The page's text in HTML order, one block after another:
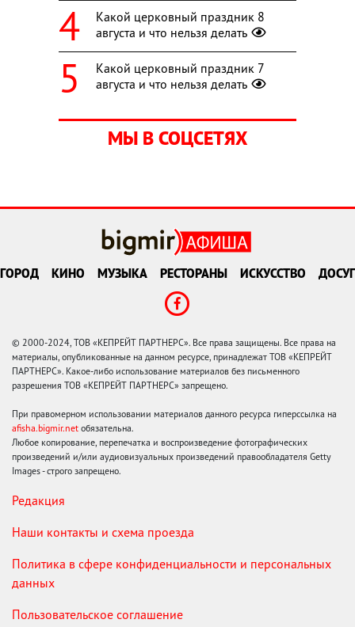
Какой церковный праздник 8
августа и что нельзя делать
Какой церковный праздник 7
августа и что нельзя делать
МЫ В СОЦСЕТЯХ
ГОРОД КИНО МУЗЫКА РЕСТОРАНЫ ИСКУССТВО ДОСУГ
© 2000-2024, ТОВ «КЕПРЕЙТ ПАРТНЕРС». Все права защищены. Все права на
материалы, опубликованные на данном ресурсе, принадлежат ТОВ «КЕПРЕЙТ
ПАРТНЕРС». Какое-либо использование материалов без письменного
разрешения ТОВ «КЕПРЕЙТ ПАРТНЕРС» запрещено.
При правомерном использовании материалов данного ресурса гиперссылка на
afisha.bigmir.net обязательна.
Любое копирование, перепечатка и воспроизведение фотографических
произведений и/или аудиовизуальных произведений правообладателя Getty
Images - строго запрещено.
Редакция
Наши контакты и схема проезда
Политика в сфере конфиденциальности и персональных
данных
Пользовательское соглашение